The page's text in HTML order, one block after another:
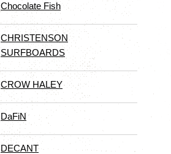
Chocolate Fish
CHRISTENSON
SURFBOARDS
CROW HALEY
DaFiN
DECANT